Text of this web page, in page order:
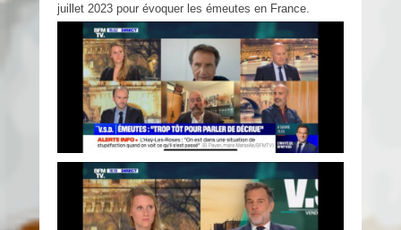
juillet 2023 pour évoquer les émeutes en France.